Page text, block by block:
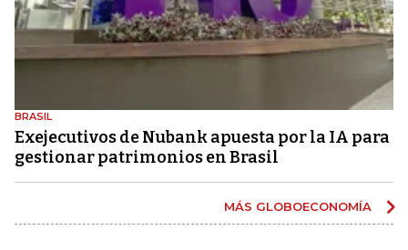
BRASIL
Exejecutivos de Nubank apuesta por la IA para
gestionar patrimonios en Brasil
MÁS GLOBOECONOMÍA